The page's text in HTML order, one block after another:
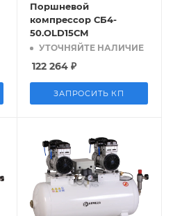
Поршневой
компрессор СБ4-
50.OLD15СМ
УТОЧНЯЙТЕ НАЛИЧИЕ
122 264 ₽
ЗАПРОСИТЬ КП